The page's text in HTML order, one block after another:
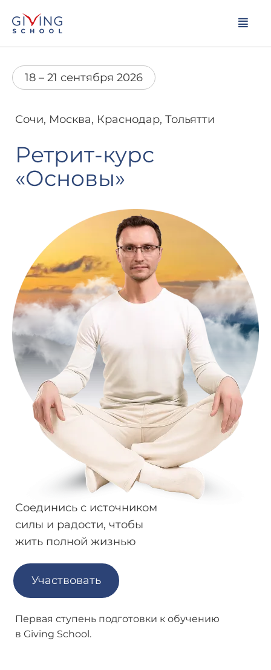
18 – 21 сентября 2026
Сочи, Москва, Краснодар, Тольятти
Ретрит-курс
«Основы»
Соединись с источником
силы и радости, чтобы
жить полной жизнью
Участвовать
Первая ступень подготовки к обучению
в Giving School.